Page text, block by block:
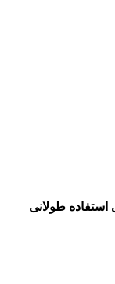
طولانی